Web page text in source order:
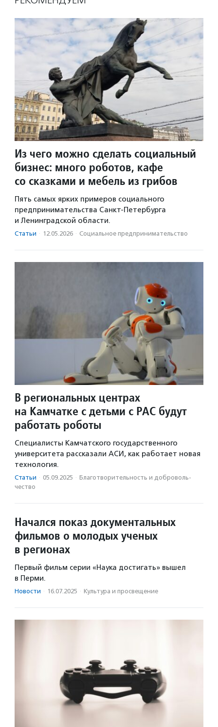
Из чего можно сделать социальный
бизнес: много роботов, кафе
со сказками и мебель из грибов
Пять самых ярких примеров социального
предпринимательства Санкт-Петербурга
и Ленинградской области.
Статьи · 12.05.2026 · Социальное предпри­нима­тель­ство
В региональных центрах
на Камчатке с детьми с РАС будут
работать роботы
Специалисты Камчатского государственного
университета рассказали АСИ, как работает новая
технология.
Статьи · 05.09.2025 · Благотвори­тель­ность и доброволь­
чест­во
Начался показ документальных
фильмов о молодых ученых
в регионах
Первый фильм серии «Наука достигать» вышел
в Перми.
Новости · 16.07.2025 · Культура и просвещение